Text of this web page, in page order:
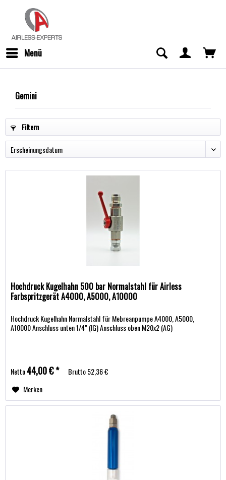
Menü
Gemini
Filtern
Hochdruck Kugelhahn 500 bar Normalstahl für Airless
Farbspritzgerät A4000, A5000, A10000
Hochdruck Kugelhahn Normalstahl für Mebreanpumpe A4000, A5000,
A10000 Anschluss unten 1/4" (IG) Anschluss oben M20x2 (AG)
Netto44,00 € * Brutto52,36 €
Merken